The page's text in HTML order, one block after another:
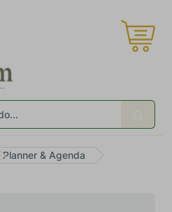
Planner & Agenda
exclusivos ×
de promoções!